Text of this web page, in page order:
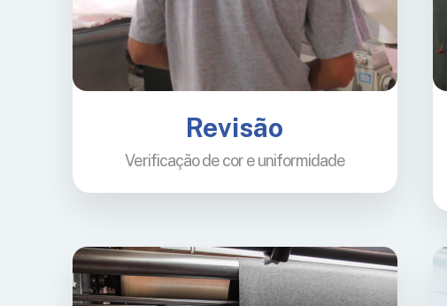
Revisão
Verificação de cor e uniformidade